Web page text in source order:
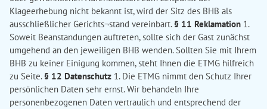
Klageerhebung nicht bekannt ist, wird der Sitz des BHB als
ausschließlicher Gerichts¬stand vereinbart.§ 11 Reklamation 1.
Soweit Beanstandungen auftreten, sollte sich der Gast zunächst
umgehend an den jeweiligen BHB wenden. Sollten Sie mit Ihrem
BHB zu keiner Einigung kommen, steht Ihnen die ETMG hilfreich
zu Seite.§ 12 Datenschutz 1. Die ETMG nimmt den Schutz Ihrer
persönlichen Daten sehr ernst. Wir behandeln Ihre
personenbezogenen Daten vertraulich und entsprechend der